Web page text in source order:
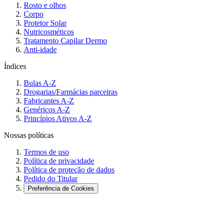
Rosto e olhos
Corpo
Protetor Solar
Nutricosméticos
Tratamento Capilar Dermo
Anti-idade
Índices
Bulas A-Z
Drogarias/Farmácias parceiras
Fabricantes A-Z
Genéricos A-Z
Princípios Ativos A-Z
Nossas políticas
Termos de uso
Política de privacidade
Política de proteção de dados
Pedido do Titular
Preferência de Cookies